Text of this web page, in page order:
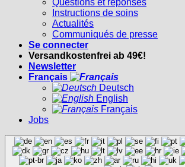
Questions et réponses
Instructions de soins
Actualités
Communiqués de presse
Se connecter
Versandkostenfrei ab 49€!
Newsletter
Français
Deutsch
English
Français
Jobs